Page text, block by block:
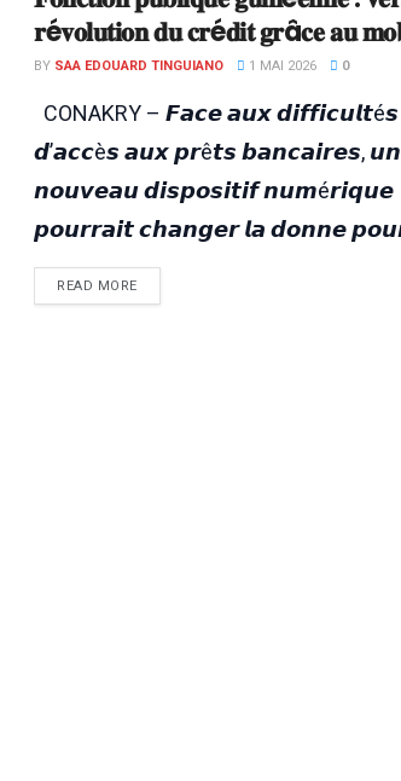
𝐫é𝐯𝐨𝐥𝐮𝐭𝐢𝐨𝐧 𝐝𝐮 𝐜𝐫é𝐝𝐢𝐭 𝐠𝐫â𝐜𝐞 𝐚𝐮
BY SAA EDOUARD TINGUIANO 1 MAI 2026 0
CONAKRY – 𝙁𝙖𝙘𝙚 𝙖𝙪𝙭 𝙙𝙞𝙛𝙛𝙞𝙘𝙪𝙡𝙩é𝙨
𝙙’𝙖𝙘𝙘è𝙨 𝙖𝙪𝙭 𝙥𝙧ê𝙩𝙨 𝙗𝙖𝙣𝙘𝙖𝙞𝙧𝙚𝙨, 𝙪𝙣
𝙣𝙤𝙪𝙫𝙚𝙖𝙪 𝙙𝙞𝙨𝙥𝙤𝙨𝙞𝙩𝙞𝙛 𝙣𝙪𝙢é𝙧𝙞𝙦𝙪𝙚
𝙥𝙤𝙪𝙧𝙧𝙖𝙞𝙩 𝙘𝙝𝙖𝙣𝙜𝙚𝙧 𝙡𝙖 𝙙𝙤𝙣𝙣𝙚 𝙥𝙤𝙪𝙧
READ MORE